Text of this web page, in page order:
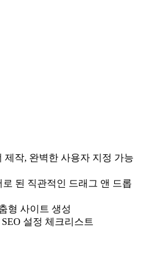
제작, 완벽한 사용자 지정 가능
된 직관적인 드래그 앤 드롭
형 사이트 생성
설정 체크리스트